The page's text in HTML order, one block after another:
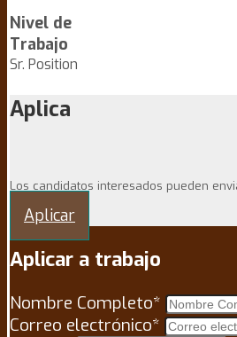
Nivel de
Trabajo
Sr. Position
Aplica
Los candidatos interesados ​​pueden
Aplicar
Aplicar a trabajo
Nombre Completo*
Correo electrónico*